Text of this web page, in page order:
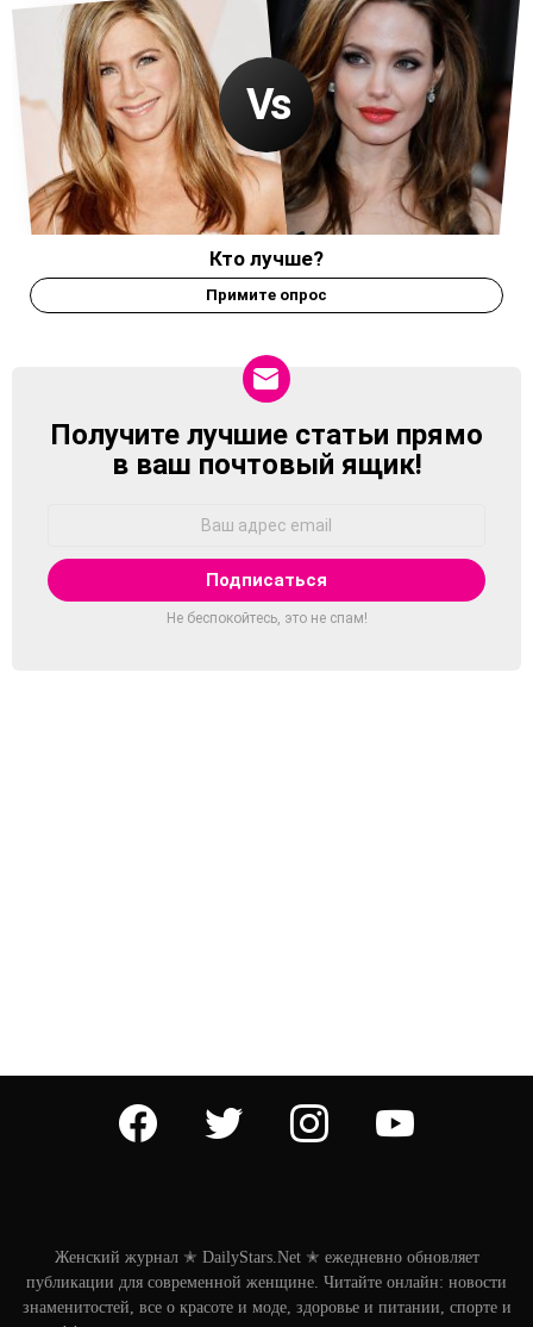
Кто лучше?
Примите опрос
NEWSLETTER
Получите лучшие статьи прямо
в ваш почтовый ящик!
Не беспокойтесь, это не спам!
facebook twitter instagram youtube
Женский журнал ✭ DailyStars.Net ✭ ежедневно обновляет
публикации для современной женщине. Читайте онлайн: новости
знаменитостей, все о красоте и моде, здоровье и питании, спорте и